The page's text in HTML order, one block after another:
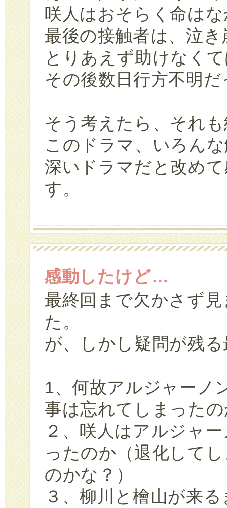
咲人はおそらく命は
最後の接触者は、泣
とりあえず助けなく
その後数日行方不明
そう考えたら、それ
このドラマ、いろん
深いドラマだと改め
す。
感動したけど…
最終回まで欠かさず
た。
が、しかし疑問が残
1、何故アルジャーノ
事は忘れてしまった
２、咲人はアルジャ
ったのか（退化して
のかな？）
３、柳川と檜山が来